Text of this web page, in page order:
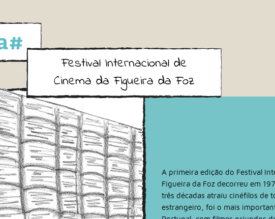
Festival Internacional de
Cinema da Figueira da Foz
A primeira edição do Festival
Figueira da Foz decorreu em
três décadas atraíu cinéfilos de
estrangeiro, foi o mais